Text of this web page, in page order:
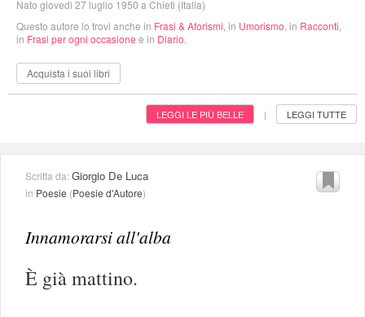
Nato giovedì 27 luglio 1950 a Chieti (Italia)
Questo autore lo trovi anche in Frasi & Aforismi , in Umorismo , in Racconti
in Frasi per ogni occasione e in Diario
Acquista i suoi libri
LEGGI LE PIÙ BELLE | LEGGI TUTTE
Scritta da:Giorgio De Luca
in Poesie (Poesie d'Autore)
Innamorarsi all'alba
È già mattino.